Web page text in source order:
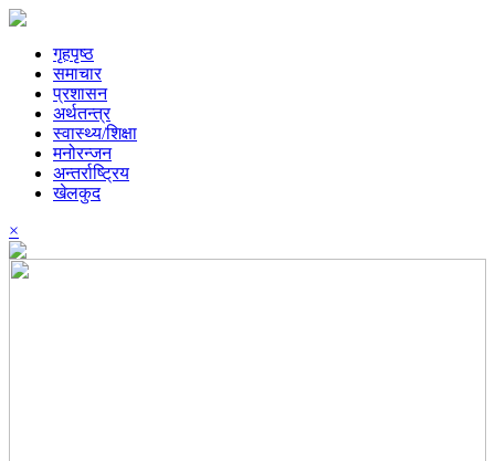
गृहपृष्ठ
समाचार
प्रशासन
अर्थतन्त्र
स्वास्थ्य/शिक्षा
मनोरन्जन
अन्तर्राष्ट्रिय
खेलकुद
×